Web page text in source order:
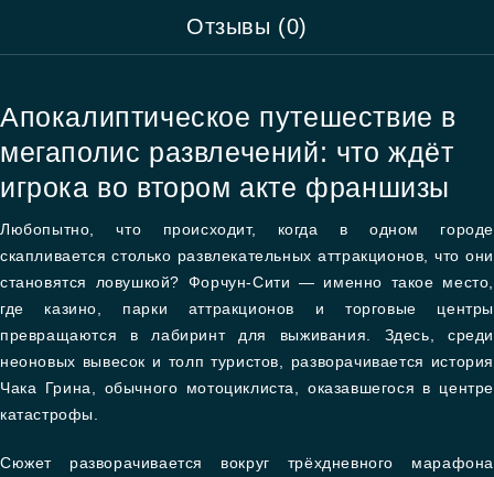
Отзывы (0)
Апокалиптическое путешествие в
мегаполис развлечений: что ждёт
игрока во втором акте франшизы
Любопытно, что происходит, когда в одном городе
скапливается столько развлекательных аттракционов, что они
становятся ловушкой? Форчун-Сити — именно такое место,
где казино, парки аттракционов и торговые центры
превращаются в лабиринт для выживания. Здесь, среди
неоновых вывесок и толп туристов, разворачивается история
Чака Грина, обычного мотоциклиста, оказавшегося в центре
катастрофы.
Сюжет разворачивается вокруг трёхдневного марафона